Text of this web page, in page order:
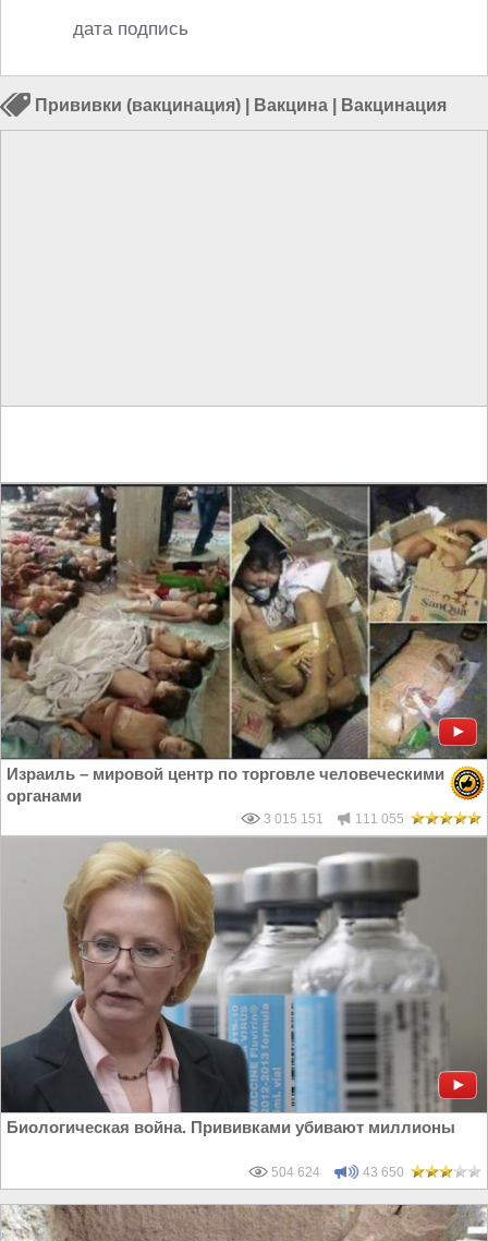
дата подпись
Прививки (вакцинация) Вакцина Вакцинация
Израиль – мировой центр по торговле человеческими
органами
3 015 151 111 055
Биологическая война. Прививками убивают миллионы
504 624 43 650